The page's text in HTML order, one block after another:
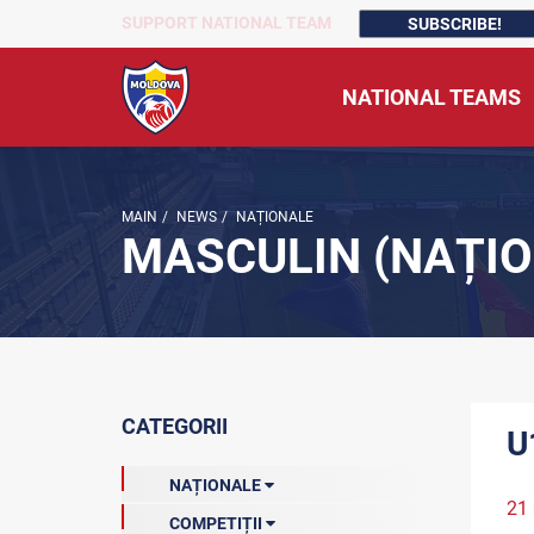
SUPPORT NATIONAL TEAM SUBSCRIBE!
NATIONAL TEAMS
MAIN / NEWS / NAȚIONALE
MASCULIN
CATEGORII
NAȚIONALE
COMPETIȚII
21